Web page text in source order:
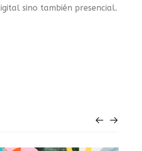
sino también presencial.